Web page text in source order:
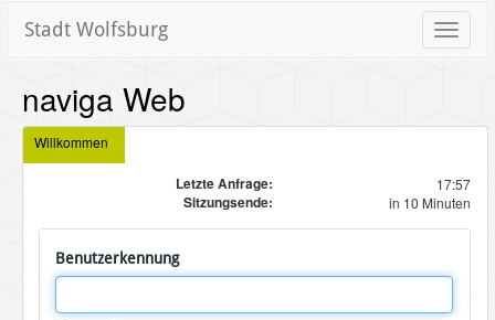
Toggle
Stadt Wolfsburg
naviga Web
Willkommen
Letzte Anfrage: 17:57
Sitzungsende: in 10 Minuten
Benutzerkennung